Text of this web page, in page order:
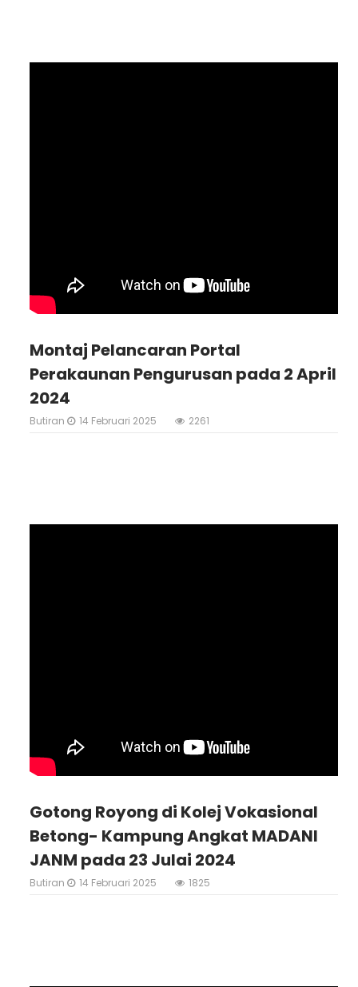
Montaj Pelancaran Portal
Perakaunan Pengurusan pada 2 April
2024
Butiran 14 Februari 2025 2261
Gotong Royong di Kolej Vokasional
Betong- Kampung Angkat MADANI
JANM pada 23 Julai 2024
Butiran 14 Februari 2025 1825